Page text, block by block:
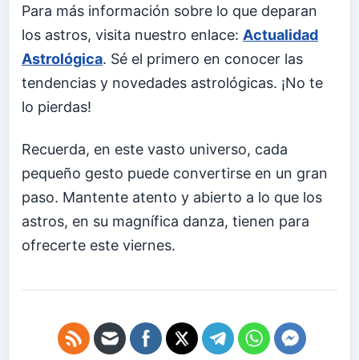
Para más información sobre lo que deparan
los astros, visita nuestro enlace: Actualidad
Astrológica. Sé el primero en conocer las
tendencias y novedades astrológicas. ¡No te
lo pierdas!
Recuerda, en este vasto universo, cada
pequeño gesto puede convertirse en un gran
paso. Mantente atento y abierto a lo que los
astros, en su magnífica danza, tienen para
ofrecerte este viernes.